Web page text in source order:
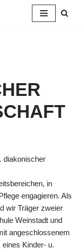
S
diakonischer
in
engagieren. Als
wir Träger zweier
Weinstadt und
angeschlossenem
Kinder- u.